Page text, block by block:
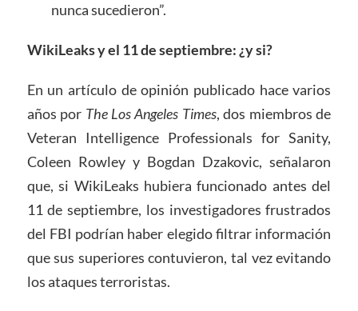
nunca sucedieron”.
WikiLeaks y el 11 de septiembre: ¿y si?
En un artículo de opinión publicado hace varios
años por The Los Angeles Times, dos miembros de
Veteran Intelligence Professionals for Sanity,
Coleen Rowley y Bogdan Dzakovic, señalaron
que, si WikiLeaks hubiera funcionado antes del
11 de septiembre, los investigadores frustrados
del FBI podrían haber elegido filtrar información
que sus superiores contuvieron, tal vez evitando
los ataques terroristas.